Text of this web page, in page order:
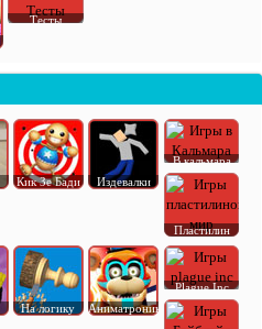
Тесты
Кик Зе Бади Издевалки
В кальмара
Пластилин
На логику Аниматроник
Plague Inc